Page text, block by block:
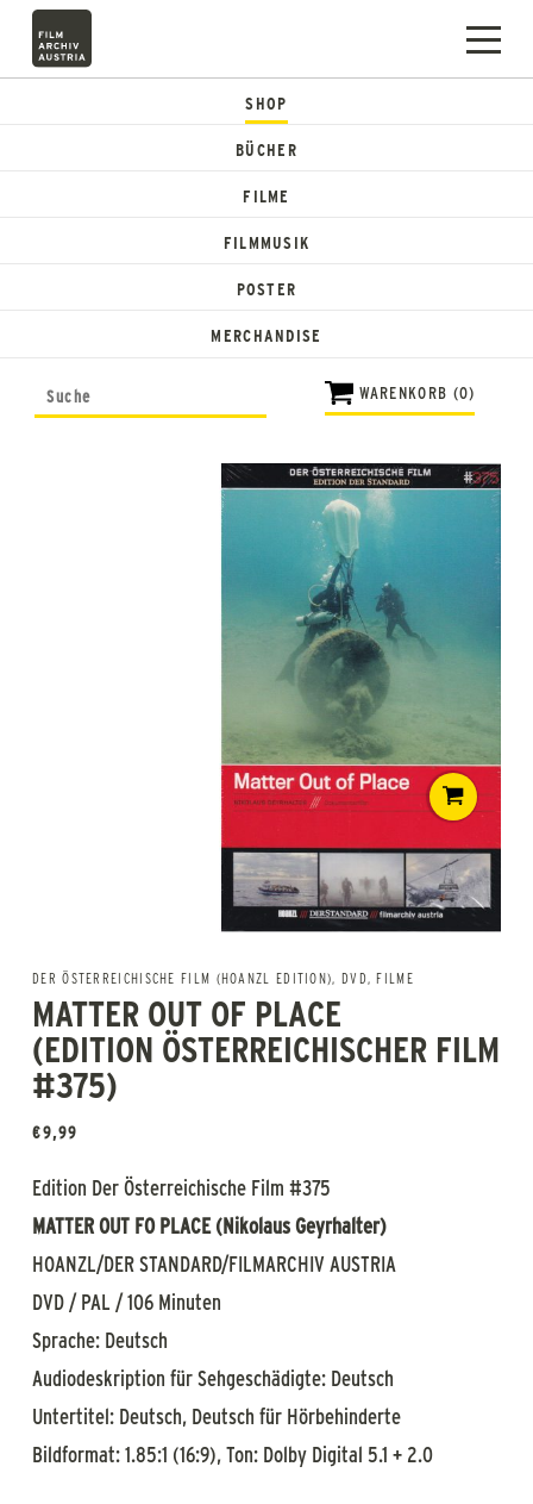
SHOP
BÜCHER
FILME
FILMMUSIK
POSTER
MERCHANDISE
WARENKORB (0)
DER ÖSTERREICHISCHE FILM (HOANZL EDITION), DVD,FILME
MATTER OUT OF PLACE
(EDITION ÖSTERREICHISCHER FILM
#375)
€9,99
Edition Der Österreichische Film #375
MATTER OUT FO PLACE (Nikolaus Geyrhalter)
HOANZL/DER STANDARD/FILMARCHIV AUSTRIA
DVD / PAL / 106 Minuten
Sprache: Deutsch
Audiodeskription für Sehgeschädigte: Deutsch
Untertitel: Deutsch, Deutsch für Hörbehinderte
Bildformat: 1.85:1 (16:9), Ton: Dolby Digital 5.1 + 2.0